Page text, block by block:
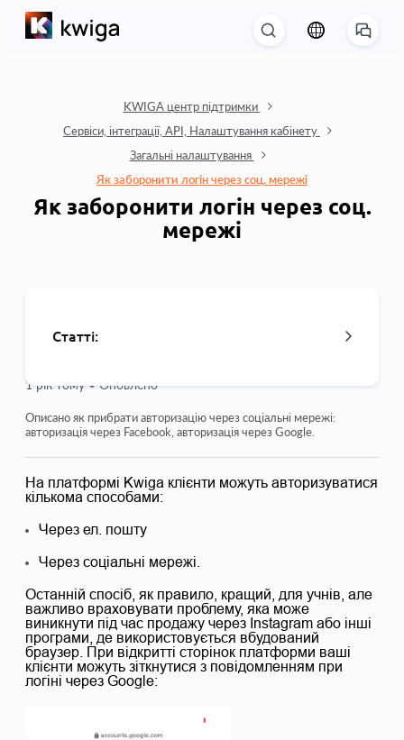
KWIGA центр підтримки
Сервіси, інтеграції, API, Налаштування кабінету
Загальні налаштування
Як заборонити логін через соц. мережі
Як заборонити логін через соц.
мережі
Статті:
Контроль доступів
Як встановити логотип (прев'ю) свого проекту для
месенджерів
Зміна назви проекту (кабінету) та інші публічні
Як підключити додатковий проєкт
Як встановити певну мову для сторінки на Kwiga
Повідомлення, які отримують учні
1 рік тому • Оновлено
Описано як прибрати авторизацію через соціальні мережі:
авторизація через Facebook, авторизація через Google.
На платформі Kwiga клієнти можуть авторизуватися
кількома способами:
Через ел. пошту
Через соціальні мережі.
Останній спосіб, як правило, кращий, для учнів, але
важливо враховувати проблему, яка може
виникнути під час продажу через Instagram або інші
програми, де використовується вбудований
браузер. При відкритті сторінок платформи ваші
клієнти можуть зіткнутися з повідомленням при
логіні через Google: